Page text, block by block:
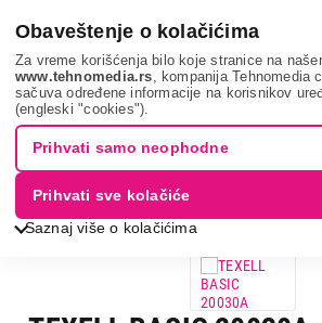
Obaveštenje o kolačićima
Za vreme korišćenja bilo koje stranice na
www.tehnomedia.rs , kompanija Tehnomedia
sačuva određene informacije na korisnikov
(engleski "cookies").
Saznaj više o kolačićima
Prihvati samo neophodne
Prihvati sve kolačiće
Mali kućni aparati Nega odeće i veša
Texell basic 20...